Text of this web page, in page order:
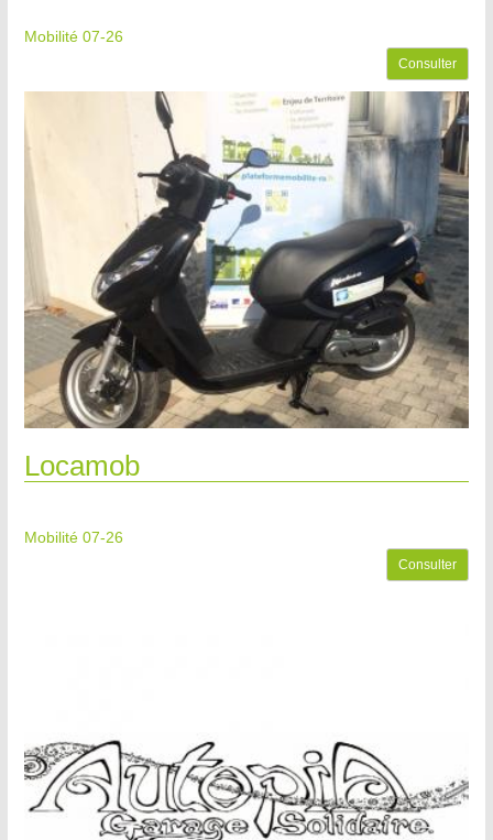
Mobilité 07-26
Consulter
Locamob
Mobilité 07-26
Consulter